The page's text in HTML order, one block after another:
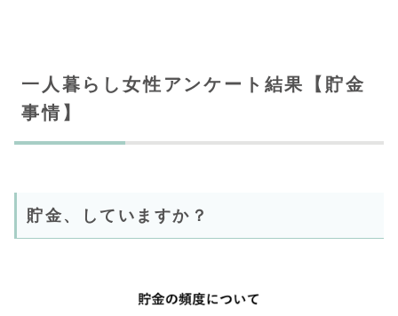
一人暮らし女性アンケート結果【貯金
事情】
貯金、していますか？